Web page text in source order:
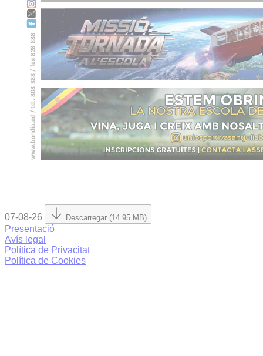
07-08-26 Descarregar (14.95 MB)
Presentació
Avís legal
Política de Privacitat
Política de Cookies